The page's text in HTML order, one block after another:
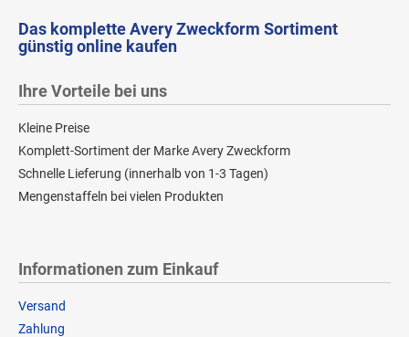
Das komplette Avery Zweckform Sortiment
günstig online kaufen
Ihre Vorteile bei uns
Kleine Preise
Komplett-Sortiment der Marke Avery Zweckform
Schnelle Lieferung (innerhalb von 1-3 Tagen)
Mengenstaffeln bei vielen Produkten
Informationen zum Einkauf
Versand
Zahlung